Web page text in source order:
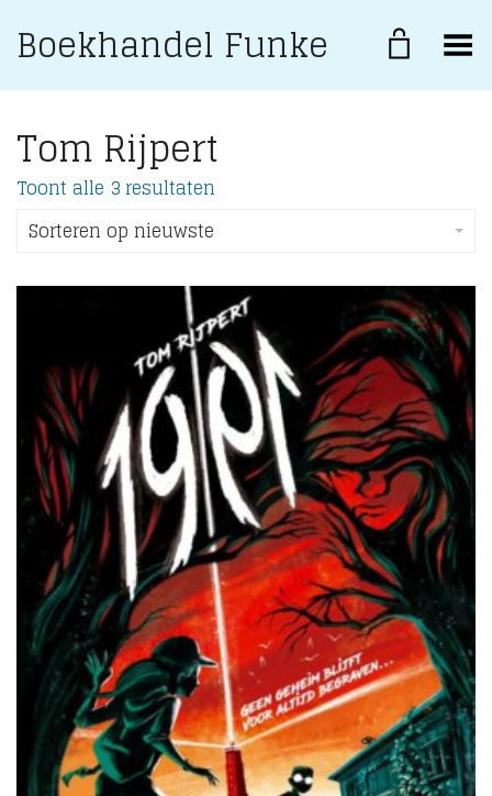
Boekhandel Funke Toggle Menu
Tom Rijpert
Toont alle 3 resultaten
Sorteren op nieuwste